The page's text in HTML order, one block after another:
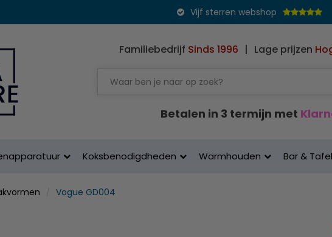
Vijf sterren webshop
Familiebedrijf Sinds 1996 | Lage prijzen
Betalen in 3 termijn met
Koksbenodigdheden Warmhouden Bar & Tafel
Vogue GD004